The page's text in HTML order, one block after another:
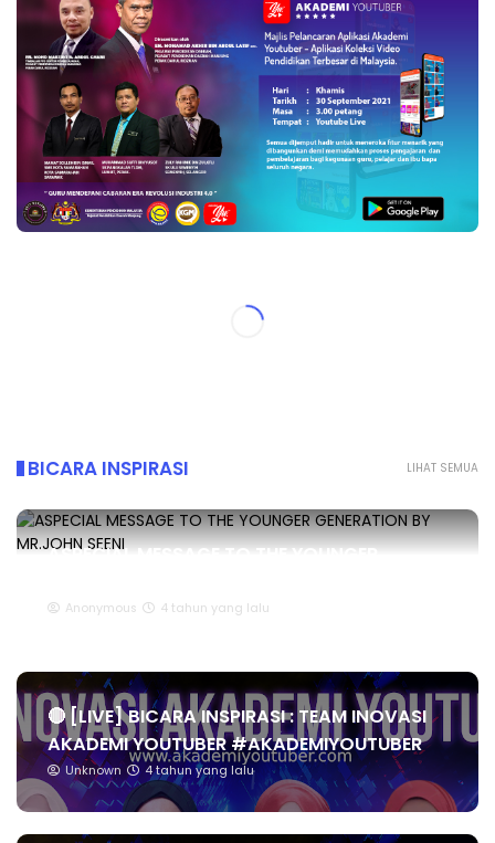
LIHAT SEMUA
BICARA INSPIRASI
ASPECIAL MESSAGE TO THE YOUNGER
Anonymous 4 tahun yang lalu
🔴 [LIVE] BICARA INSPIRASI : TEAM INOVASI
AKADEMI YOUTUBER #AKADEMIYOUTUBER
Unknown 4 tahun yang lalu